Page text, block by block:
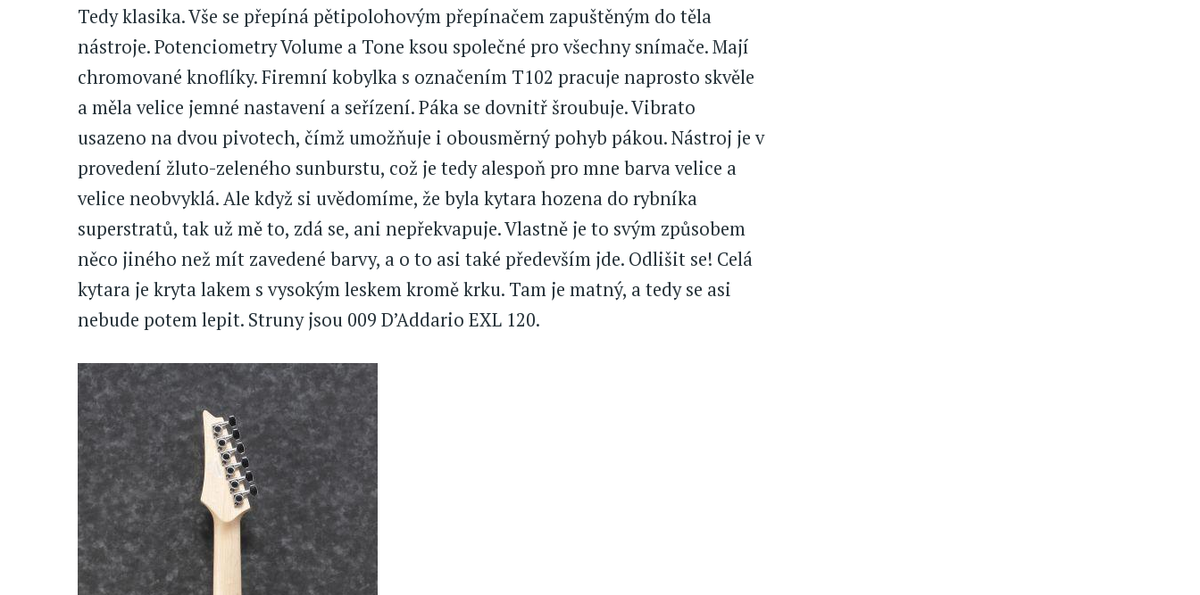
Tedy klasika. Vše se přepíná pětipolohovým přepínačem zapuštěným do těla
nástroje. Potenciometry Volume a Tone ksou společné pro všechny snímače. Mají
chromované knoflíky. Firemní kobylka s označením T102 pracuje naprosto skvěle
a měla velice jemné nastavení a seřízení. Páka se dovnitř šroubuje. Vibrato
usazeno na dvou pivotech, čímž umožňuje i obousměrný pohyb pákou. Nástroj je v
provedení žluto-zeleného sunburstu, což je tedy alespoň pro mne barva velice a
velice neobvyklá. Ale když si uvědomíme, že byla kytara hozena do rybníka
superstratů, tak už mě to, zdá se, ani nepřekvapuje. Vlastně je to svým způsobem
něco jiného než mít zavedené barvy, a o to asi také především jde. Odlišit se! Celá
kytara je kryta lakem s vysokým leskem kromě krku. Tam je matný, a tedy se asi
nebude potem lepit. Struny jsou 009 D’Addario EXL 120.